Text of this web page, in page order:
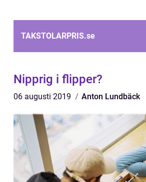
TAKSTOLARPRIS.se
Nipprig i flipper?
06 augusti 2019 Anton Lundbäck